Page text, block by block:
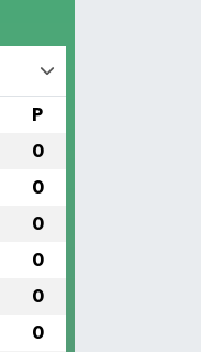
P
0
0
0
0
0
0